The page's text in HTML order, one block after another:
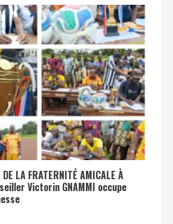
LA FRATERNITÉ AMICALE À
Victorin GNAMMI occupe